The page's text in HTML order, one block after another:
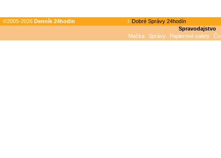
©2005-2026 Denník 24hodin
Dobré Správy 24hodín
Spravodajstvo
Mačka
Správy Papierové palety